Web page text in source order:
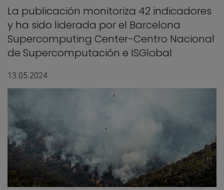
La publicación monitoriza 42 indicadores
y ha sido liderada por el Barcelona
Supercomputing Center-Centro Nacional
de Supercomputación e ISGlobal
13.05.2024